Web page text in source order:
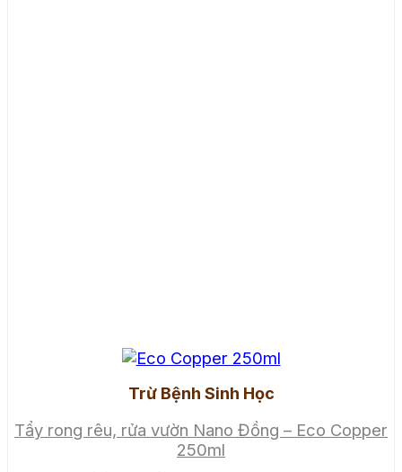
Trừ Bệnh Sinh Học
Tẩy rong rêu, rửa vườn Nano Đồng – Eco Copper
250ml